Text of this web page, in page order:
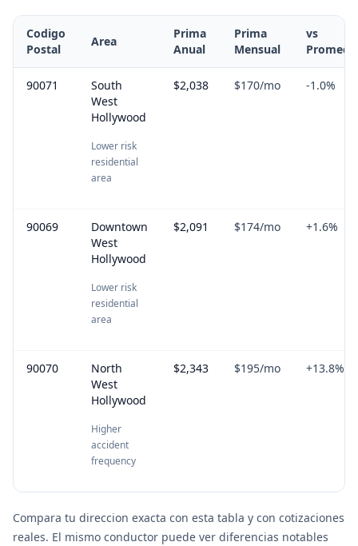
Codigo
Postal
Area
Prima
Anual
Prima
Mensual
vs
90071
South
West
Hollywood
Lower risk
residential
area
$2,038 $170/mo -1.0%
90069
Downtown
West
Hollywood
Lower risk
residential
area
$2,091 $174/mo +1.6%
90070
North
West
Hollywood
Higher
accident
frequency
$2,343 $195/mo +13.8%
Compara tu direccion exacta con esta tabla y con cotizaciones
reales. El mismo conductor puede ver diferencias notables